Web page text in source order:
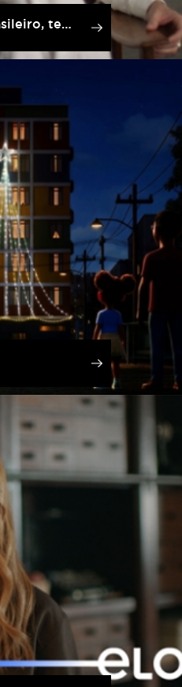
Elo - Onde tem um brasileiro, tem a nossa torcida